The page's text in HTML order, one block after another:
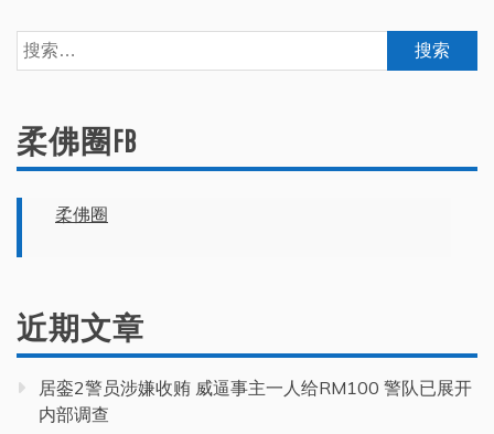
搜
索：
柔佛圈FB
柔佛圈
近期文章
居銮2警员涉嫌收贿 威逼事主一人给RM100 警队已展开
内部调查